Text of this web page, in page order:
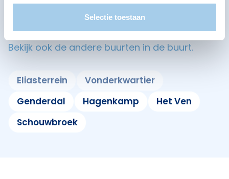
Selectie toestaan
Omliggende buurten in
Eindhoven
Bekijk ook de andere buurten in de buurt.
Eliasterrein
Vonderkwartier
Genderdal
Hagenkamp
Het Ven
Schouwbroek